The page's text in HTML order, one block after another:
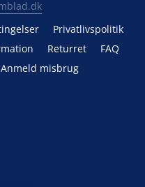
Privatlivspolitik
Returret
FAQ
Anmeld misbrug